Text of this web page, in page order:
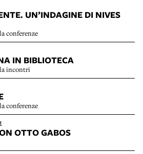
UN’INDAGINE DI NIVES
conferenze
IN BIBLIOTECA
incontri
conferenze
OTTO GABOS